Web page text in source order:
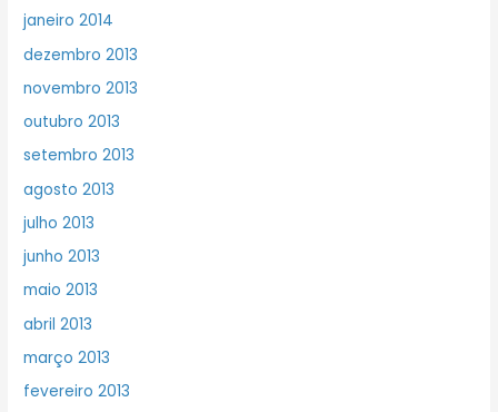
janeiro 2014
dezembro 2013
novembro 2013
outubro 2013
setembro 2013
agosto 2013
julho 2013
junho 2013
maio 2013
abril 2013
março 2013
fevereiro 2013